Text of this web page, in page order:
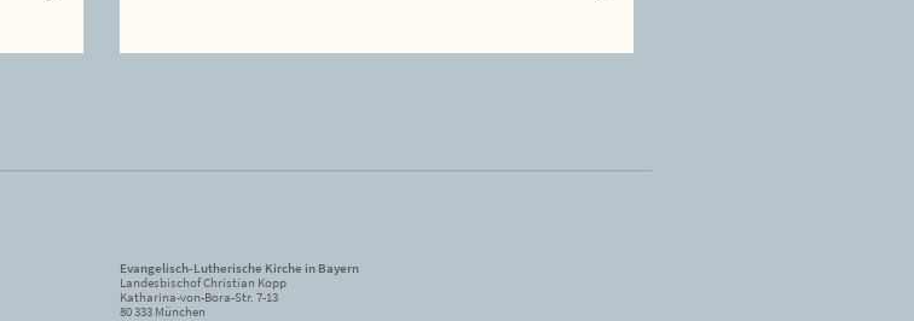
Evangelisch-Lutherische Kirche in Bayern
Landesbischof Christian Kopp
Katharina-von-Bora-Str. 7-13
80 333 München